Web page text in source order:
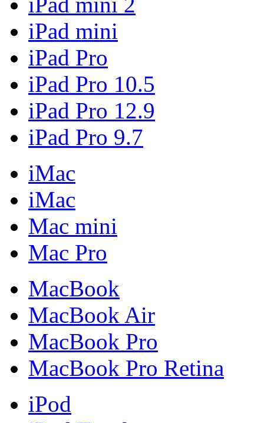
iPad mini
iPad Pro
iPad Pro 10.5
iPad Pro 12.9
iPad Pro 9.7
iMac
iMac
Mac mini
Mac Pro
MacBook
MacBook Air
MacBook Pro
MacBook Pro Retina
iPod